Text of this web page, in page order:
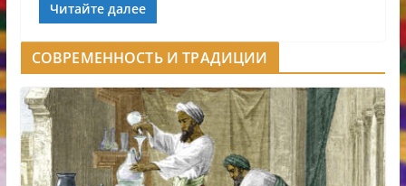
Читайте далее
СОВРЕМЕННОСТЬ И ТРАДИЦИИ